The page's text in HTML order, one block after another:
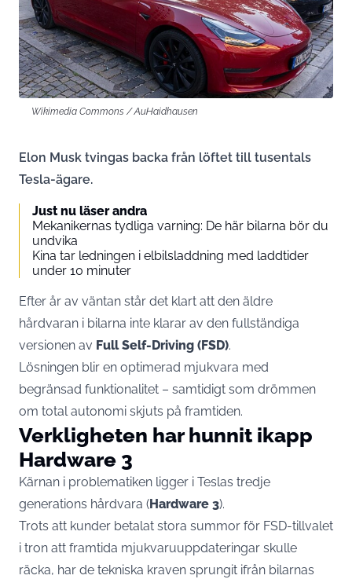
Wikimedia Commons / AuHaidhausen
Elon Musk tvingas backa från löftet till tusentals
Tesla-ägare.
Just nu läser andra
Mekanikernas tydliga varning: De här bilarna bör du
undvika
Kina tar ledningen i elbilsladdning med laddtider
under 10 minuter
Efter år av väntan står det klart att den äldre
hårdvaran i bilarna inte klarar av den fullständiga
versionen av Full Self-Driving (FSD).
Lösningen blir en optimerad mjukvara med
begränsad funktionalitet – samtidigt som drömmen
om total autonomi skjuts på framtiden.
Verkligheten har hunnit ikapp
Hardware 3
Kärnan i problematiken ligger i Teslas tredje
generations hårdvara (Hardware 3).
Trots att kunder betalat stora summor för FSD-tillvalet
i tron att framtida mjukvaruuppdateringar skulle
räcka, har de tekniska kraven sprungit ifrån bilarnas